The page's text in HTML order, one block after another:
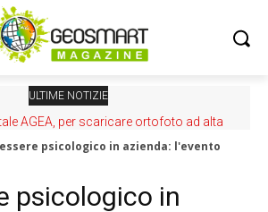
ULTIME NOTIZIE
AGEA, per scaricare ortofoto ad alta
psicologico in azienda: l'evento
psicologico in